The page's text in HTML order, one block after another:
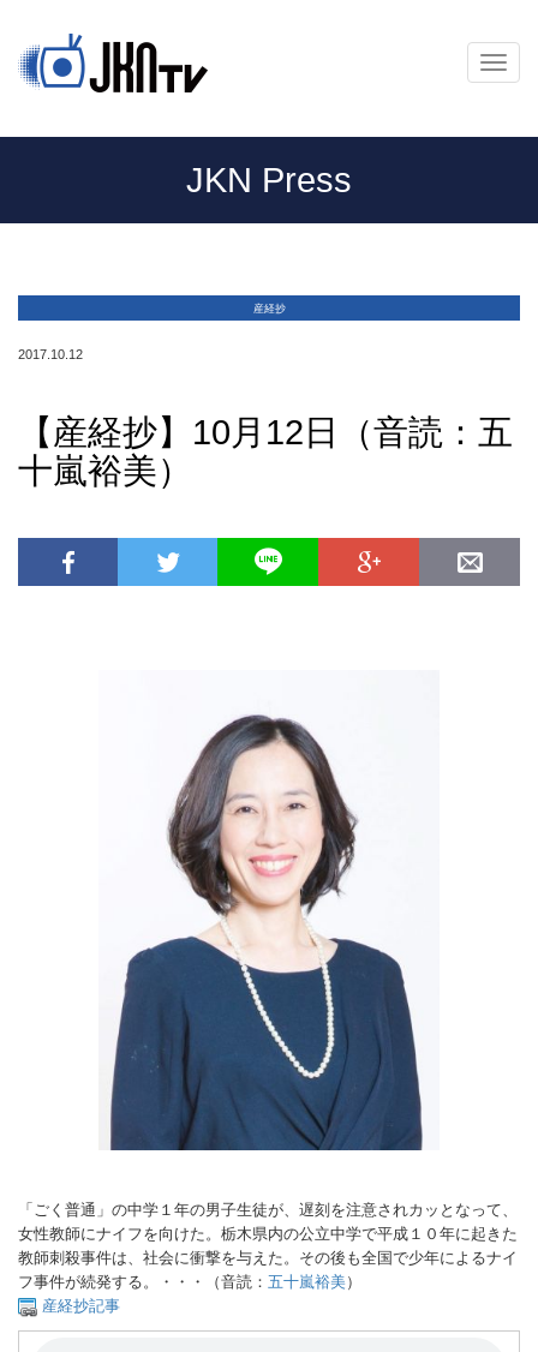
メ
ニ
ー
JKN Press
産経抄
2017.10.12
【産経抄】10月12日（音読：五
十嵐裕美）
「ごく普通」の中学１年の男子生徒が、遅刻を注意されカッとなって、
女性教師にナイフを向けた。栃木県内の公立中学で平成１０年に起きた
教師刺殺事件は、社会に衝撃を与えた。その後も全国で少年によるナイ
フ事件が続発する。・・・（音読： 五十嵐裕美）
産経抄記事